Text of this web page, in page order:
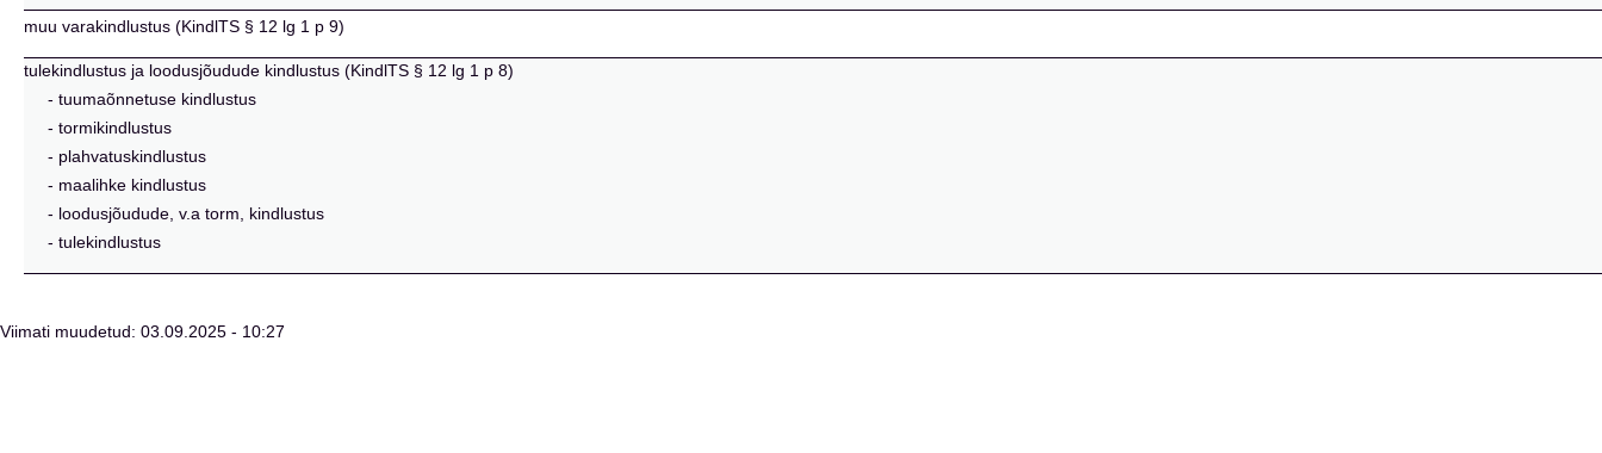
muu varakindlustus (KindlTS § 12 lg 1 p 9)
tulekindlustus ja loodusjõudude kindlustus (KindlTS § 12 lg 1 p 8)
- tuumaõnnetuse kindlustus
- tormikindlustus
- plahvatuskindlustus
- maalihke kindlustus
- loodusjõudude, v.a torm, kindlustus
- tulekindlustus
Viimati muudetud: 03.09.2025 - 10:27